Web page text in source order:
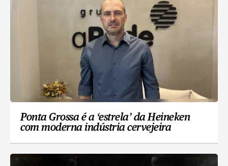
Ponta Grossa é a ‘estrela’ da Heineken
com moderna indústria cervejeira